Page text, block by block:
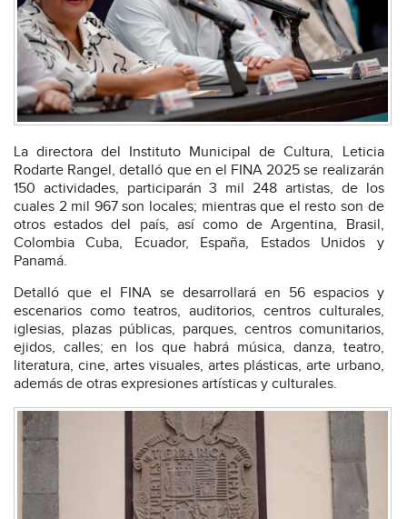
La directora del Instituto Municipal de Cultura, Leticia
Rodarte Rangel, detalló que en el FINA 2025 se realizarán
150 actividades, participarán 3 mil 248 artistas, de los
cuales 2 mil 967 son locales; mientras que el resto son de
otros estados del país, así como de Argentina, Brasil,
Colombia Cuba, Ecuador, España, Estados Unidos y
Panamá.
Detalló que el FINA se desarrollará en 56 espacios y
escenarios como teatros, auditorios, centros culturales,
iglesias, plazas públicas, parques, centros comunitarios,
ejidos, calles; en los que habrá música, danza, teatro,
literatura, cine, artes visuales, artes plásticas, arte urbano,
además de otras expresiones artísticas y culturales.